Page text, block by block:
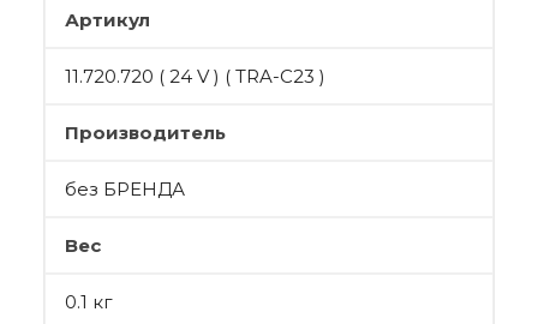
Артикул
11.720.720 ( 24 V ) ( TRA-C23 )
Производитель
без БРЕНДА
Вес
0.1 кг